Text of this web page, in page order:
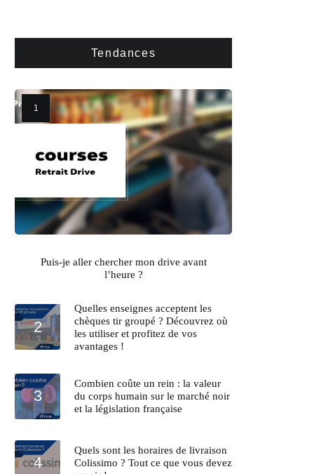
Tendances
Puis-je aller chercher mon drive avant
l’heure ?
Quelles enseignes acceptent les
chèques tir groupé ? Découvrez où
les utiliser et profitez de vos
avantages !
Combien coûte un rein : la valeur
du corps humain sur le marché noir
et la législation française
Quels sont les horaires de livraison
Colissimo ? Tout ce que vous devez